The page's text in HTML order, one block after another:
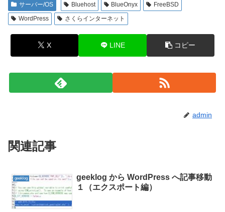
サーバー/OS Bluehost BlueOnyx
FreeBSD
WordPress
さくらインターネット
X LINE コピー
admin
関連記事
geeklog
geeklog から WordPress へ記事移動
１（エクスポート編）